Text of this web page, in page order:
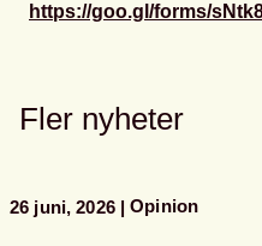
https://goo.gl/forms/
Fler nyheter
26 juni, 2026 Opinion